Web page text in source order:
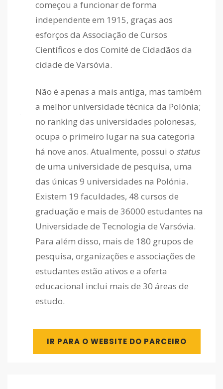
começou a funcionar de forma
independente em 1915, graças aos
esforços da Associação de Cursos
Científicos e dos Comité de Cidadãos da
cidade de Varsóvia.
Não é apenas a mais antiga, mas também
a melhor universidade técnica da Polónia;
no ranking das universidades polonesas,
ocupa o primeiro lugar na sua categoria
há nove anos. Atualmente, possui o status
de uma universidade de pesquisa, uma
das únicas 9 universidades na Polónia.
Existem 19 faculdades, 48 cursos de
graduação e mais de 36000 estudantes na
Universidade de Tecnologia de Varsóvia.
Para além disso, mais de 180 grupos de
pesquisa, organizações e associações de
estudantes estão ativos e a oferta
educacional inclui mais de 30 áreas de
estudo.
IR PARA O WEBSITE DO PARCEIRO